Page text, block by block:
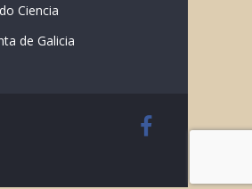
Ciencia
de Galicia